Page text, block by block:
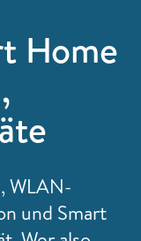
Home
WLAN-
und Smart